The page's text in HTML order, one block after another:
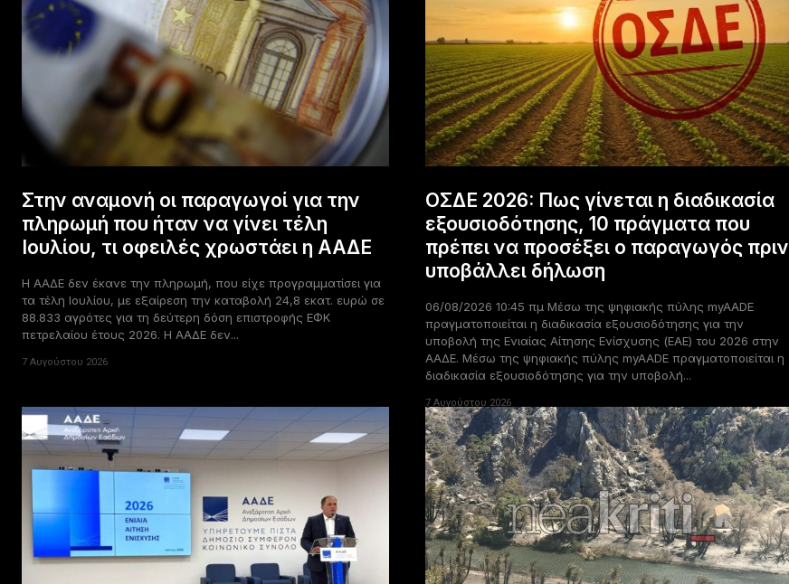
Στην αναμονή οι παραγωγοί για την
πληρωμή που ήταν να γίνει τέλη
Ιουλίου, τι οφειλές χρωστάει η ΑΑΔΕ
Η ΑΑΔΕ δεν έκανε την πληρωμή, που είχε προγραμματίσει για
τα τέλη Ιουλίου, με εξαίρεση την καταβολή 24,8 εκατ. ευρώ σε
88.833 αγρότες για τη δεύτερη δόση επιστροφής ΕΦΚ
πετρελαίου έτους 2026. Η ΑΑΔΕ δεν...
7 Αυγούστου 2026
ΟΣΔΕ 2026: Πως γίνεται η διαδικασία
εξουσιοδότησης, 10 πράγματα που
πρέπει να προσέξει ο παραγωγός πριν
υποβάλλει δήλωση
06/08/2026 10:45 πμ Μέσω της ψηφιακής πύλης myAADE
πραγματοποιείται η διαδικασία εξουσιοδότησης για την
υποβολή της Ενιαίας Αίτησης Ενίσχυσης (ΕΑΕ) του 2026 στην
ΑΑΔΕ. Μέσω της ψηφιακής πύλης myAADE πραγματοποιείται η
διαδικασία εξουσιοδότησης για την υποβολή...
7 Αυγούστου 2026